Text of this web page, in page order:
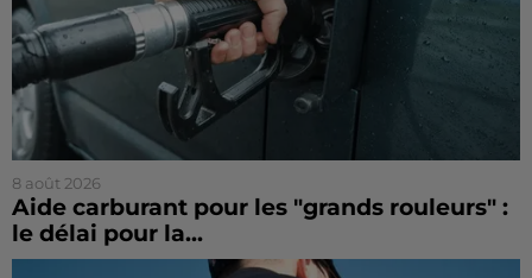
8 août 2026
Aide carburant pour les "grands rouleurs" :
le délai pour la...